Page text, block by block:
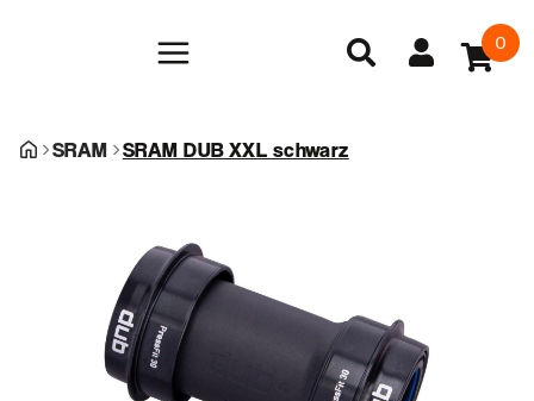
0
SRAM SRAM DUB XXL schwarz